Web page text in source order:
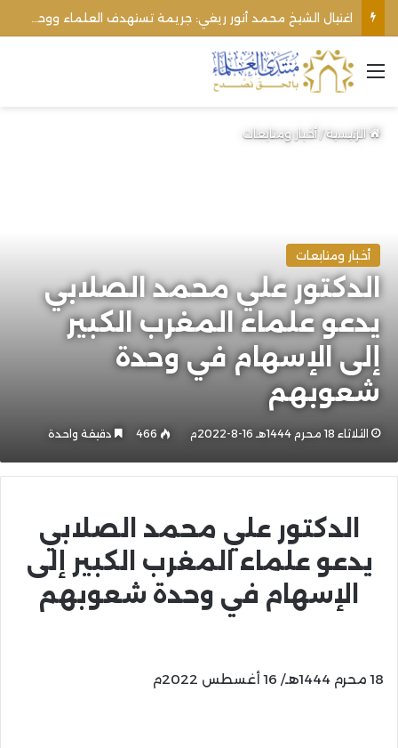
القائمة
الرئيسية/أخبار ومتابعات
أخبار ومتابعات
الدكتور علي محمد الصلابي
يدعو علماء المغرب الكبير
إلى الإسهام في وحدة
شعوبهم
الثلاثاء 18 محرم 1444هـ 16-8-2022م 466 دقيقة واحدة
الدكتور علي محمد الصلابي
يدعو علماء المغرب الكبير إلى
الإسهام في وحدة شعوبهم
18 محرم 1444هـ/ 16 أغسطس 2022م